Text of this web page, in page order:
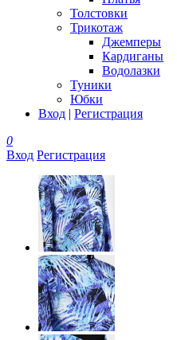
Толстовки
Трикотаж
Джемперы
Кардиганы
Водолазки
Туники
Юбки
Вход | Регистрация
0
Вход Регистрация